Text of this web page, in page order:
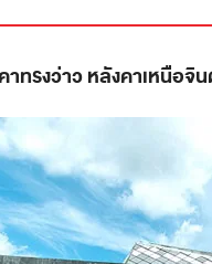
ทรงว่าว หลังคาเหนือจิ